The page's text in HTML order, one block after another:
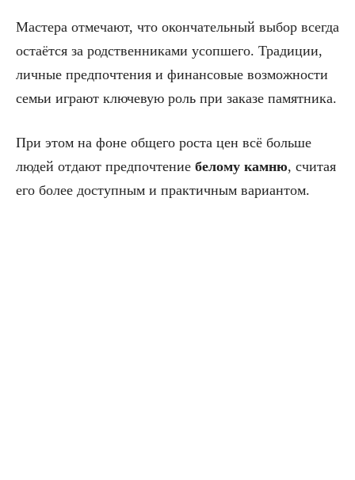
Мастера отмечают, что окончательный выбор всегда
остаётся за родственниками усопшего. Традиции,
личные предпочтения и финансовые возможности
семьи играют ключевую роль при заказе памятника.
При этом на фоне общего роста цен всё больше
людей отдают предпочтение белому камню, считая
его более доступным и практичным вариантом.